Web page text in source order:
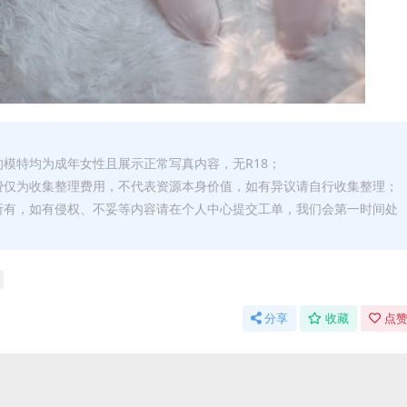
特均为成年女性且展示正常写真内容，无R18；
为收集整理费用，不代表资源本身价值，如有异议请自行收集整理；
，如有侵权、不妥等内容请在个人中心提交工单，我们会第一时间处
分享 收藏 点